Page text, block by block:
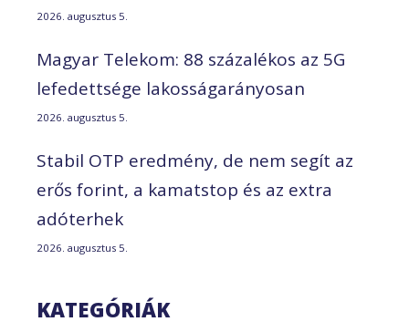
2026. augusztus 5.
Magyar Telekom: 88 százalékos az 5G
lefedettsége lakosságarányosan
2026. augusztus 5.
Stabil OTP eredmény, de nem segít az
erős forint, a kamatstop és az extra
adóterhek
2026. augusztus 5.
KATEGÓRIÁK